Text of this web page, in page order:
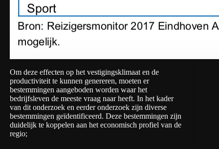
Om deze effecten op het vestigingsklimaat en de
productiviteit te kunnen genereren, moeten er
bestemmingen aangeboden worden waar het
bedrijfsleven de meeste vraag naar heeft. In het kader
van dit onderzoek en eerder onderzoek zijn diverse
bestemmingen geïdentificeerd. Deze bestemmingen zijn
duidelijk te koppelen aan het economisch profiel van de
regio;